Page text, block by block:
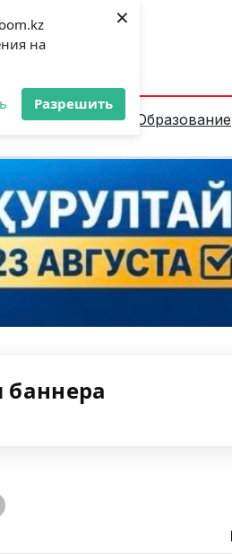
на
Разрешить
×
Шымкент:
Аналитика Образование